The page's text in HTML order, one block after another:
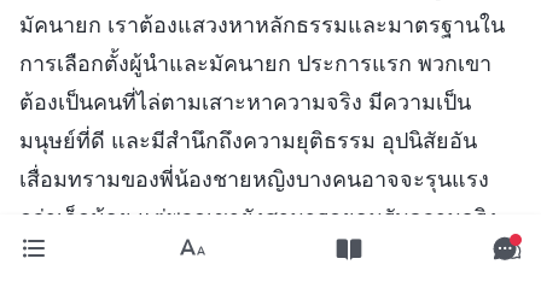
มัคนายก เราต้องแสวงหาหลักธรรมและมาตรฐานใน
การเลือกตั้งผู้นำและมัคนายก ประการแรก พวกเขา
ต้องเป็นคนที่ไล่ตามเสาะหาความจริง มีความเป็น
มนุษย์ที่ดี และมีสำนึกถึงความยุติธรรม อุปนิสัยอัน
เสื่อมทรามของพี่น้องชายหญิงบางคนอาจจะรุนแรง
กว่าเล็กน้อย แต่พวกเขายังสามารถยอมรับความจริง
ได้ และสามารถเข้าใจตัวเองหลังจากได้รับการตัดแต่ง